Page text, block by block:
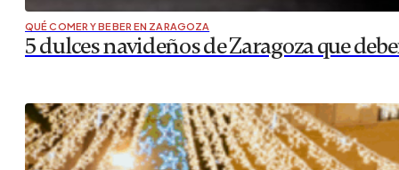
QUÉ COMER Y BEBER EN ZARAGOZA
5 dulces navideños de Zaragoza que